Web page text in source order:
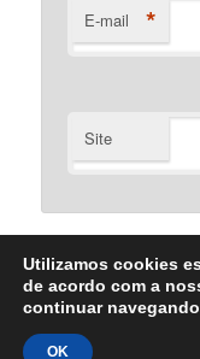
E-mail *
Site
Utilizamos cookies
de acordo com a
continuar
OK